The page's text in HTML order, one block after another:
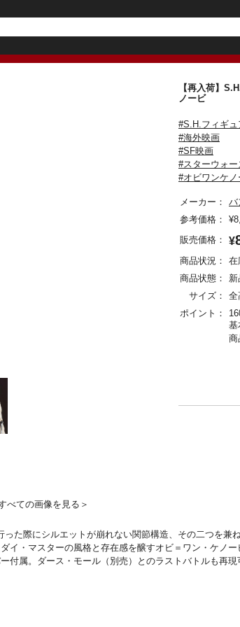
べての画像を見る＞
【再入荷】
ノービ
#S.H.フィギュ
#海外映画
#SF映画
#スターウォー
#オビワンケノ
メーカー：
バ
参考価格：
¥
販売価格：
¥
商品状況：
在
商品状態：
新
サイズ：
全
ポイント：
基
商
た際にシルエットが崩れない関節構造、その二つを
イ・マスターの風格と存在感を醸すオビ＝ワン・ケノ
付属。ダース・モール（別売）とのラストバトルも再現